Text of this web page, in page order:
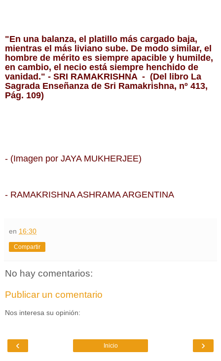
"En una balanza, el platillo más cargado baja,
mientras el más liviano sube. De modo similar, el
hombre de mérito es siempre apacible y humilde,
en cambio, el necio está siempre henchido de
vanidad." - SRI RAMAKRISHNA  -  (Del libro La
Sagrada Enseñanza de Sri Ramakrishna, nº 413,
Pág. 109)
- (Imagen por JAYA MUKHERJEE)
- RAMAKRISHNA ASHRAMA ARGENTINA
en 16:30
Compartir
No hay comentarios:
Publicar un comentario
Nos interesa su opinión:
‹ ›
Inicio